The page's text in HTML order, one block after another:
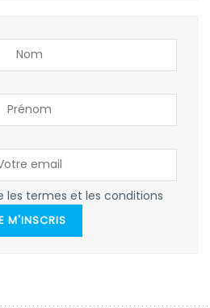
les termes et les conditions
M'INSCRIS